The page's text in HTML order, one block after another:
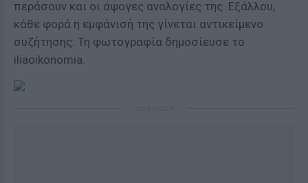
περάσουν και οι άψογες αναλογίες της. Εξάλλου,
κάθε φορά η εμφάνισή της γίνεται αντικείμενο
συζήτησης. Τη φωτογραφία δημοσίευσε το
iliaoikonomia.